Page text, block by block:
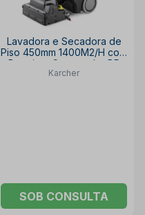
Lavadora e Secadora de
Piso 450mm 1400M2/H com
Bateria e Carregador BR
35/12 C BR 35/12 C
Karcher
SOB CONSULTA